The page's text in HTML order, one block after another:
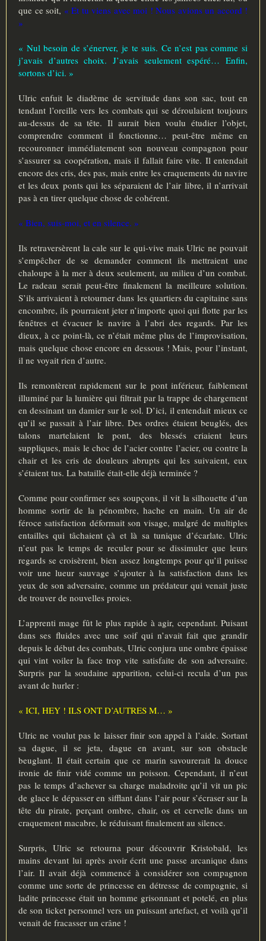
que ce soit, « Et tu viens avec moi ! Nous avions un accord !
»
« Nul besoin de s’énerver, je te suis. Ce n’est pas comme si
j’avais d’autres choix. J’avais seulement espéré… Enfin,
sortons d’ici. »
Ulric enfuit le diadème de servitude dans son sac, tout en
tendant l’oreille vers les combats qui se déroulaient toujours
au-dessus de sa tête. Il aurait bien voulu étudier l’objet,
comprendre comment il fonctionne… peut-être même en
recouronner immédiatement son nouveau compagnon pour
s’assurer sa coopération, mais il fallait faire vite. Il entendait
encore des cris, des pas, mais entre les craquements du navire
et les deux ponts qui les séparaient de l’air libre, il n’arrivait
pas à en tirer quelque chose de cohérent.
« Bien, suis-moi, et en silence. »
Ils retraversèrent la cale sur le qui-vive mais Ulric ne pouvait
s’empêcher de se demander comment ils mettraient une
chaloupe à la mer à deux seulement, au milieu d’un combat.
Le radeau serait peut-être finalement la meilleure solution.
S’ils arrivaient à retourner dans les quartiers du capitaine sans
encombre, ils pourraient jeter n’importe quoi qui flotte par les
fenêtres et évacuer le navire à l’abri des regards. Par les
dieux, à ce point-là, ce n’était même plus de l’improvisation,
mais quelque chose encore en dessous ! Mais, pour l’instant,
il ne voyait rien d’autre.
Ils remontèrent rapidement sur le pont inférieur, faiblement
illuminé par la lumière qui filtrait par la trappe de chargement
en dessinant un damier sur le sol. D’ici, il entendait mieux ce
qu’il se passait à l’air libre. Des ordres étaient beuglés, des
talons martelaient le pont, des blessés criaient leurs
suppliques, mais le choc de l’acier contre l’acier, ou contre la
chair et les cris de douleurs abrupts qui les suivaient, eux
s’étaient tus. La bataille était-elle déjà terminée ?
Comme pour confirmer ses soupçons, il vit la silhouette d’un
homme sortir de la pénombre, hache en main. Un air de
féroce satisfaction déformait son visage, malgré de multiples
entailles qui tâchaient çà et là sa tunique d’écarlate. Ulric
n’eut pas le temps de reculer pour se dissimuler que leurs
regards se croisèrent, bien assez longtemps pour qu’il puisse
voir une lueur sauvage s’ajouter à la satisfaction dans les
yeux de son adversaire, comme un prédateur qui venait juste
de trouver de nouvelles proies.
L’apprenti mage fût le plus rapide à agir, cependant. Puisant
dans ses fluides avec une soif qui n’avait fait que grandir
depuis le début des combats, Ulric conjura une ombre épaisse
qui vint voiler la face trop vite satisfaite de son adversaire.
Surpris par la soudaine apparition, celui-ci recula d’un pas
avant de hurler :
« ICI, HEY ! ILS ONT D’AUTRES M… »
Ulric ne voulut pas le laisser finir son appel à l’aide. Sortant
sa dague, il se jeta, dague en avant, sur son obstacle
beuglant. Il était certain que ce marin savourerait la douce
ironie de finir vidé comme un poisson. Cependant, il n’eut
pas le temps d’achever sa charge maladroite qu’il vit un pic
de glace le dépasser en sifflant dans l’air pour s’écraser sur la
tête du pirate, perçant ombre, chair, os et cervelle dans un
craquement macabre, le réduisant finalement au silence.
Surpris, Ulric se retourna pour découvrir Kristobald, les
mains devant lui après avoir écrit une passe arcanique dans
l’air. Il avait déjà commencé à considérer son compagnon
comme une sorte de princesse en détresse de compagnie, si
ladite princesse était un homme grisonnant et potelé, en plus
de son ticket personnel vers un puissant artefact, et voilà qu’il
venait de fracasser un crâne !